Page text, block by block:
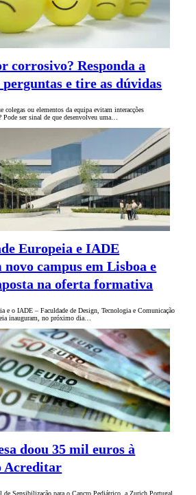
corrosivo? Responda a
perguntas e tire as dúvidas
colegas ou elementos da equipa evitam interacções
Pode ser sinal de que desenvolveu uma…
Europeia e IADE
campus em Lisboa e
na oferta formativa
e o IADE – Faculdade de Design, Tecnologia e Comunicação
inauguram, no próximo dia…
doou 35 mil euros à
Acreditar
de Sensibilização para o Cancro Pediátrico, a Zurich Portugal,